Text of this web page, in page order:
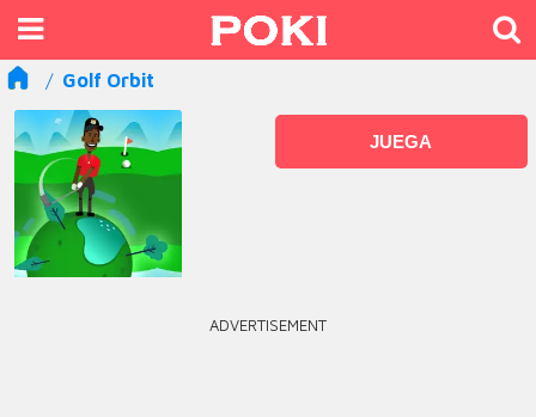
Golf Orbit
JUEGA
ADVERTISEMENT